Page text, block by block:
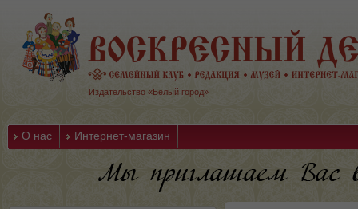
Издательство «Белый город»
О нас Интернет-магазин